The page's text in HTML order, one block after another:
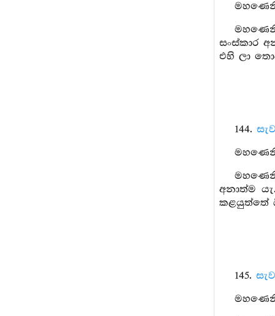
සංස්කාර
එහි ලා
144.
අනාත්ම
කළයුත්තේ
145.